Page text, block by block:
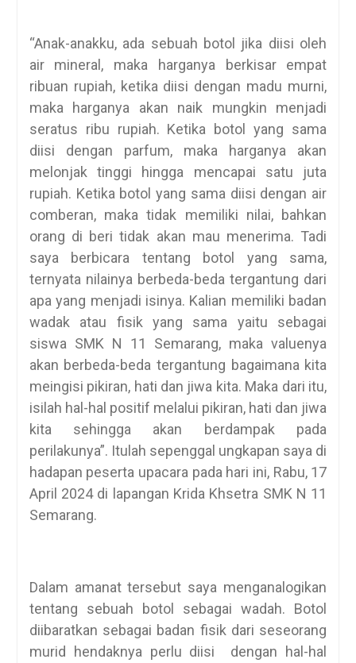
“Anak-anakku, ada sebuah botol jika diisi oleh
air mineral, maka harganya berkisar empat
ribuan rupiah, ketika diisi dengan madu murni,
maka harganya akan naik mungkin menjadi
seratus ribu rupiah. Ketika botol yang sama
diisi dengan parfum, maka harganya akan
melonjak tinggi hingga mencapai satu juta
rupiah. Ketika botol yang sama diisi dengan air
comberan, maka tidak memiliki nilai, bahkan
orang di beri tidak akan mau menerima. Tadi
saya berbicara tentang botol yang sama,
ternyata nilainya berbeda-beda tergantung dari
apa yang menjadi isinya. Kalian memiliki badan
wadak atau fisik yang sama yaitu sebagai
siswa SMK N 11 Semarang, maka valuenya
akan berbeda-beda tergantung bagaimana kita
meingisi pikiran, hati dan jiwa kita. Maka dari itu,
isilah hal-hal positif melalui pikiran, hati dan jiwa
kita sehingga akan berdampak pada
perilakunya”. Itulah sepenggal ungkapan saya di
hadapan peserta upacara pada hari ini, Rabu, 17
April 2024 di lapangan Krida Khsetra SMK N 11
Semarang.
Dalam amanat tersebut saya menganalogikan
tentang sebuah botol sebagai wadah. Botol
diibaratkan sebagai badan fisik dari seseorang
murid hendaknya perlu diisi dengan hal-hal